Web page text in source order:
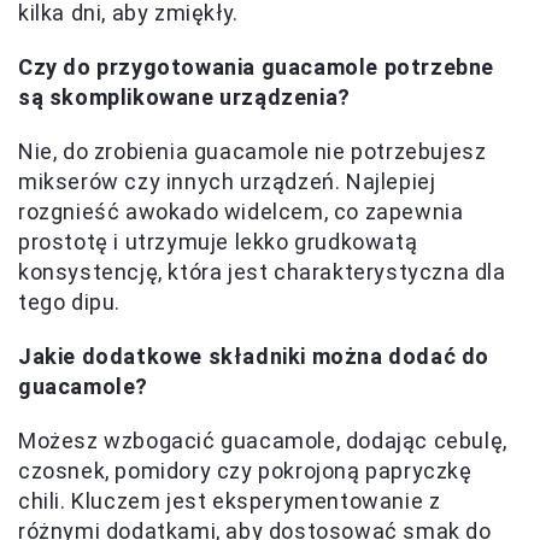
kilka dni, aby zmiękły.
Czy do przygotowania guacamole potrzebne
są skomplikowane urządzenia?
Nie, do zrobienia guacamole nie potrzebujesz
mikserów czy innych urządzeń. Najlepiej
rozgnieść awokado widelcem, co zapewnia
prostotę i utrzymuje lekko grudkowatą
konsystencję, która jest charakterystyczna dla
tego dipu.
Jakie dodatkowe składniki można dodać do
guacamole?
Możesz wzbogacić guacamole, dodając cebulę,
czosnek, pomidory czy pokrojoną papryczkę
chili. Kluczem jest eksperymentowanie z
różnymi dodatkami, aby dostosować smak do